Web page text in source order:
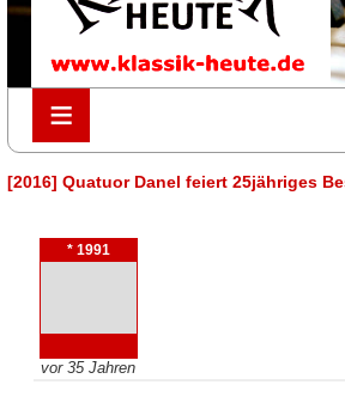
≡
≡
[2016] Quatuor Danel feiert 25jähriges
* 1991
vor 35 Jahren